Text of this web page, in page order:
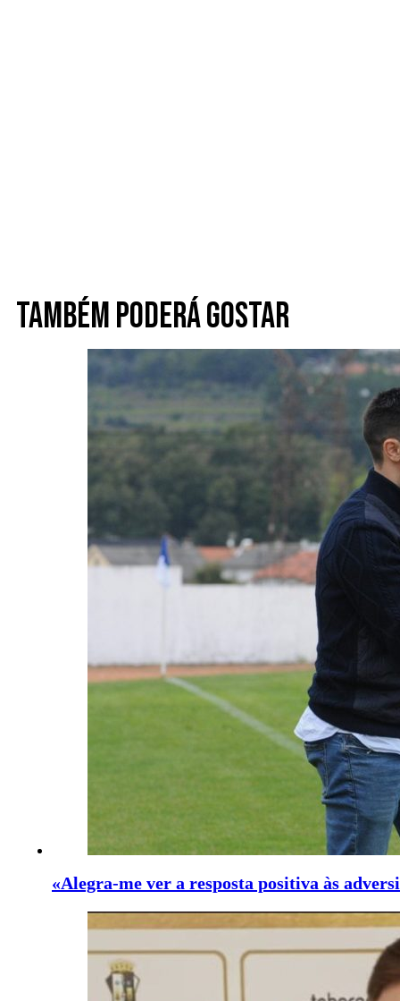
Também poderá gostar
«Alegra-me ver a resposta positiva às